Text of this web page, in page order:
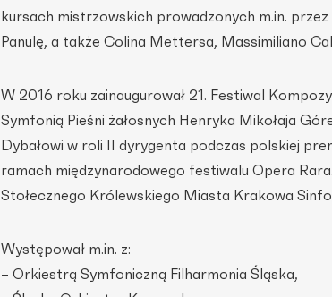
kursach mistrzowskich prowadzonych m.in.
Panulę, a także Colina Mettersa, Massimiliano
W 2016 roku zainaugurował 21. Festiwal
Symfonią Pieśni żałosnych Henryka Mikołaja
Dybałowi w roli II dyrygenta podczas polskiej
ramach międzynarodowego festiwalu Opera
Stołecznego Królewskiego Miasta Krakowa
Występował m.in. z:
– Orkiestrą Symfoniczną Filharmonia Śląska,